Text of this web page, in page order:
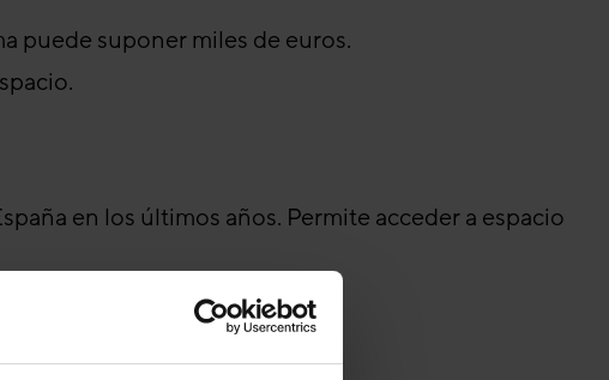
puede suponer miles de euros.
en los últimos años. Permite acceder a espacio